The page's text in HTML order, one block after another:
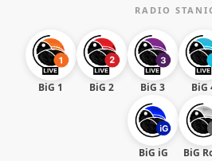
RADIO
BiG 1 BiG 2 BiG 3 BiG
BiG iG BiG